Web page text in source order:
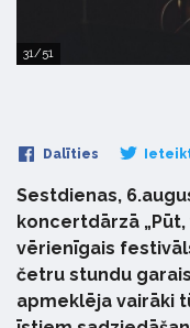
31/51
Dalīties
Sestdienas,
koncertdārzā
vērienīgais
četru stundu
apmeklēja vairāki